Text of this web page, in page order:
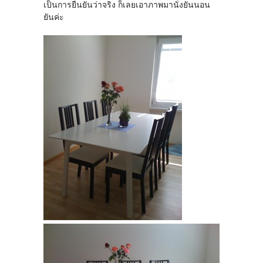
เป็นการยืนยันว่าจริง ก็เลยเอาภาพมานั่งยันนอน
ยันค่ะ